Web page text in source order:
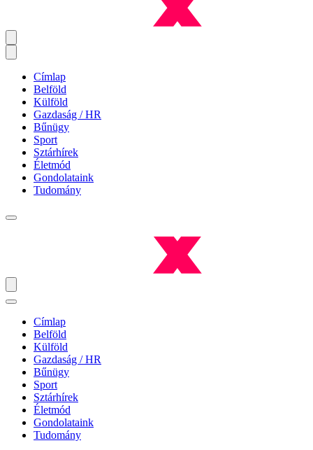
Címlap
Belföld
Külföld
Gazdaság / HR
Bűnügy
Sport
Sztárhírek
Életmód
Gondolataink
Tudomány
Címlap
Belföld
Külföld
Gazdaság / HR
Bűnügy
Sport
Sztárhírek
Életmód
Gondolataink
Tudomány